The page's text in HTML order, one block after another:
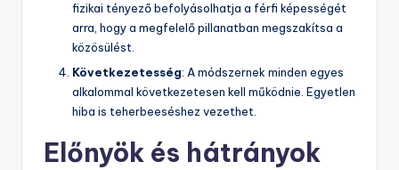
fizikai tényező befolyásolhatja a férfi képességét
arra, hogy a megfelelő pillanatban megszakítsa a
közösülést.
Következetesség: A módszernek minden egyes
alkalommal következetesen kell működnie. Egyetlen
hiba is teherbeeséshez vezethet.
Előnyök és hátrányok